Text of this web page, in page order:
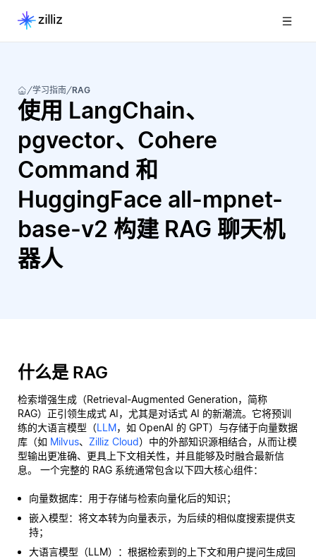
学习指南 RAG
使用 LangChain、
pgvector、Cohere
Command 和
HuggingFace all-mpnet-
base-v2 构建 RAG 聊天机
器人
什么是 RAG
检索增强生成（Retrieval-Augmented Generation，简称
RAG）正引领生成式 AI，尤其是对话式 AI 的新潮流。它将预训
练的大语言模型（LLM，如 OpenAI 的 GPT）与存储于向量数据
库（如 Milvus、 Zilliz Cloud）中的外部知识源相结合，从而让模
型输出更准确、更具上下文相关性，并且能够及时融合最新信
息。 一个完整的 RAG 系统通常包含以下四大核心组件：
向量数据库：用于存储与检索向量化后的知识；
嵌入模型：将文本转为向量表示，为后续的相似度搜索提供支
持；
大语言模型（LLM）：根据检索到的上下文和用户提问生成回